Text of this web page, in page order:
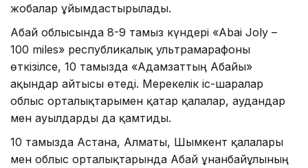
жобалар ұйымдастырылады.
Абай облысында 8-9 тамыз күндері «Abai Joly –
100 miles» республикалық ультрамарафоны
өткізілсе, 10 тамызда «Адамзаттың Абайы»
ақындар айтысы өтеді. Мерекелік іс-шаралар
облыс орталықтарымен қатар қалалар, аудандар
мен ауылдарды да қамтиды.
10 тамызда Астана, Алматы, Шымкент қалалары
мен облыс орталықтарында Абай Құнанбайұлының